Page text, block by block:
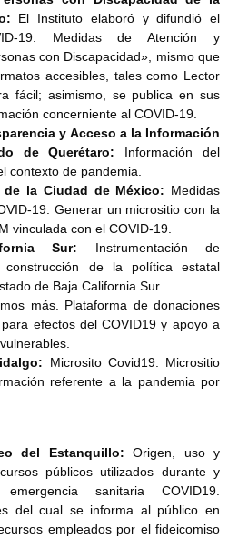
El Instituto elaboró y difundió el
19. Medidas de Atención y
con Discapacidad», mismo que
accesibles, tales como Lector
fácil; asimismo, se publica en sus
concerniente al COVID-19.
y Acceso a la Información
de Querétaro: Información del
contexto de pandemia.
la Ciudad de México: Medidas
19. Generar un micrositio con la
vinculada con el COVID-19.
Sur: Instrumentación de
construcción de la política estatal
de Baja California Sur.
más. Plataforma de donaciones
efectos del COVID19 y apoyo a
Microsito Covid19: Micrositio
referente a la pandemia por
del Estanquillo: Origen, uso y
públicos utilizados durante y
sanitaria COVID19.
del cual se informa al público en
empleados por el fideicomiso